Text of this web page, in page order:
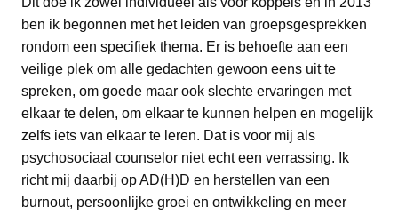
ben ik begonnen met het leiden van groepsgesprekken
rondom een specifiek thema. Er is behoefte aan een
veilige plek om alle gedachten gewoon eens uit te
spreken, om goede maar ook slechte ervaringen met
elkaar te delen, om elkaar te kunnen helpen en mogelijk
zelfs iets van elkaar te leren. Dat is voor mij als
psychosociaal counselor niet echt een verrassing. Ik
richt mij daarbij op AD(H)D en herstellen van een
burnout, persoonlijke groei en ontwikkeling en meer